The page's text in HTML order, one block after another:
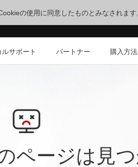
の使用に同意したものとみなされます
サポート パートナー 購入方法
ページは見つ